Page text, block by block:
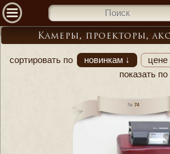
Камеры, проекторы,
сортировать по новинкам ↓
цене
показать по
74